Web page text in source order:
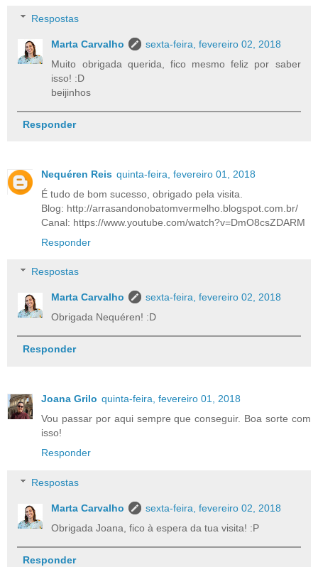
Respostas
Marta Carvalho
sexta-feira, fevereiro 02, 2018
Muito obrigada querida, fico mesmo feliz por saber
isso! :D
beijinhos
Responder
Nequéren Reis quinta-feira, fevereiro 01, 2018
É tudo de bom sucesso, obrigado pela visita.
Blog: http://arrasandonobatomvermelho.blogspot.com.br/
Canal: https://www.youtube.com/watch?v=DmO8csZDARM
Responder
Respostas
Marta Carvalho
sexta-feira, fevereiro 02, 2018
Obrigada Nequéren! :D
Responder
Joana Grilo quinta-feira, fevereiro 01, 2018
Vou passar por aqui sempre que conseguir. Boa sorte com
isso!
Responder
Respostas
Marta Carvalho
sexta-feira, fevereiro 02, 2018
Obrigada Joana, fico à espera da tua visita! :P
Responder